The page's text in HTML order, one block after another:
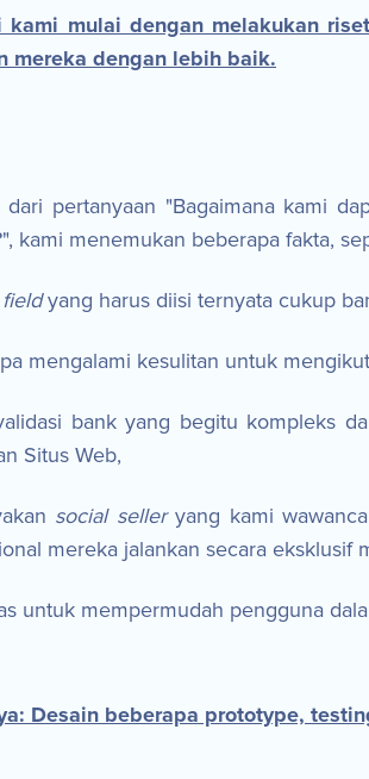
kami mulai dengan melakukan
mereka dengan lebih baik.
dari pertanyaan "Bagaimana kami
kami menemukan beberapa fakta,
fieldyang harus diisi ternyata cukup
mengalami kesulitan untuk
bank yang begitu kompleks
Situs Web,
social selleryang kami
mereka jalankan secara eksklusif
untuk mempermudah pengguna
Desain beberapa prototype,